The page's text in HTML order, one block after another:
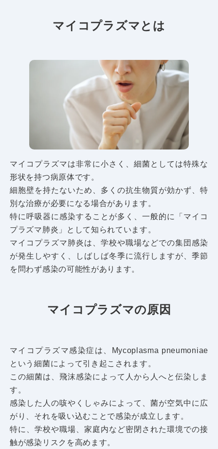
マイコプラズマとは
マイコプラズマは非常に小さく、細菌としては特殊な
形状を持つ病原体です。
細胞壁を持たないため、多くの抗生物質が効かず、特
別な治療が必要になる場合があります。
特に呼吸器に感染することが多く、一般的に「マイコ
プラズマ肺炎」として知られています。
マイコプラズマ肺炎は、学校や職場などでの集団感染
が発生しやすく、しばしば冬季に流行しますが、季節
を問わず感染の可能性があります。
マイコプラズマの原因
マイコプラズマ感染症は、Mycoplasma pneumoniae
という細菌によって引き起こされます。
この細菌は、飛沫感染によって人から人へと伝染しま
す。
感染した人の咳やくしゃみによって、菌が空気中に広
がり、それを吸い込むことで感染が成立します。
特に、学校や職場、家庭内など密閉された環境での接
触が感染リスクを高めます。